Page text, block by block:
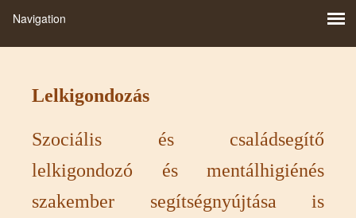
Lelkigondozás
Szociális és családsegítő
lelkigondozó és mentálhigiénés
szakember segítségnyújtása is